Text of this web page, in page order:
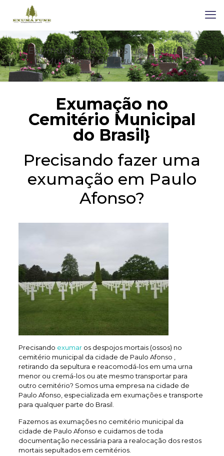
Exumação de Ossos no Cemitério
Municipal de Paulo Afonso
Exumação no
Cemitério Municipal
do Brasil}
Precisando fazer uma
exumação em Paulo
Afonso?
Precisando exumaros despojos mortais (ossos) no
cemitério municipal da cidade de Paulo Afonso ,
retirando da sepultura e reacomodá-los em uma urna
menor ou cremá-los ou ate mesmo transportar para
outro cemitério? Somos uma empresa na cidade de
Paulo Afonso, especializada em exumações e transporte
para qualquer parte do Brasil.
Fazemos as exumações no cemitério municipal da
cidade de Paulo Afonso e cuidamos de toda
documentação necessária para a realocação dos restos
mortais sepultados em cemitérios.